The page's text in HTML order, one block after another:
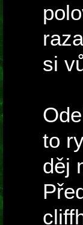
si
to
děj